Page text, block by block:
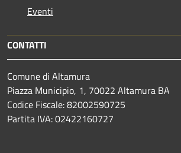
Eventi
CONTATTI
Comune di Altamura
Piazza Municipio, 1, 70022 Altamura BA
Codice Fiscale: 82002590725
Partita IVA: 02422160727